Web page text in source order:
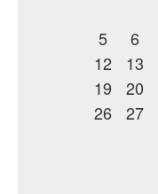
5
6
12
13
19
20
26
27